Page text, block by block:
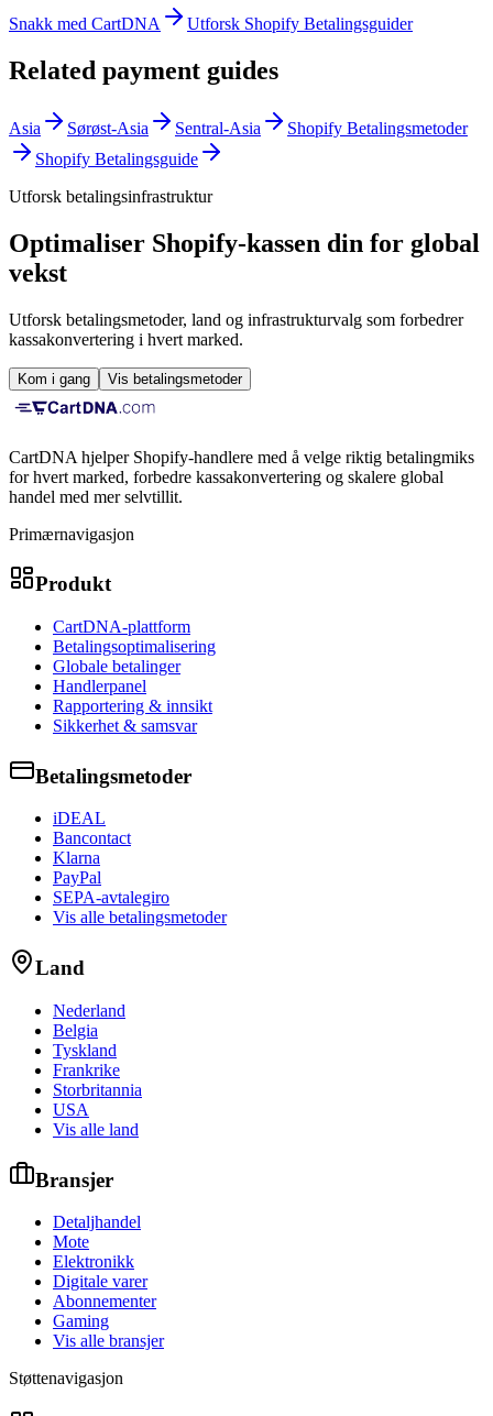
Snakk med CartDNA Utforsk Shopify Betalingsguider
Related payment guides
Asia Sørøst-Asia Sentral-Asia
Shopify Betalingsmetoder
Shopify Betalingsguide
Utforsk betalingsinfrastruktur
Optimaliser Shopify-kassen din for global
vekst
Utforsk betalingsmetoder, land og infrastrukturvalg som forbedrer
kassakonvertering i hvert marked.
Kom i gang Vis betalingsmetoder
CartDNA hjelper Shopify-handlere med å velge riktig betalingmiks
for hvert marked, forbedre kassakonvertering og skalere global
handel med mer selvtillit.
Primærnavigasjon
Produkt
CartDNA-plattform
Betalingsoptimalisering
Globale betalinger
Handlerpanel
Rapportering & innsikt
Sikkerhet & samsvar
Betalingsmetoder
iDEAL
Bancontact
Klarna
PayPal
SEPA-avtalegiro
Vis alle betalingsmetoder
Land
Nederland
Belgia
Tyskland
Frankrike
Storbritannia
USA
Vis alle land
Bransjer
Detaljhandel
Mote
Elektronikk
Digitale varer
Abonnementer
Gaming
Vis alle bransjer
Støttenavigasjon